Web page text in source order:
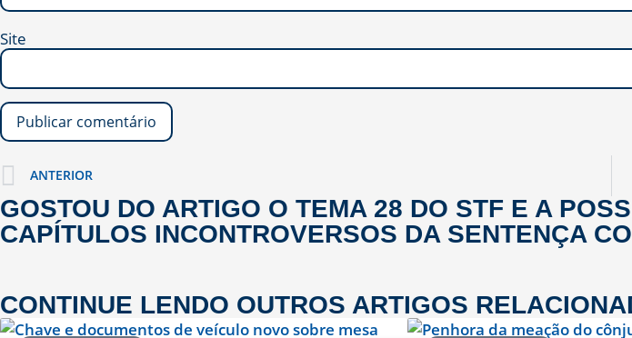
Site
ANTERIOR
GOSTOU DO ARTIGO O TEMA 28 DO STF E A
CAPÍTULOS INCONTROVERSOS DA SENTENÇA
CONTINUE LENDO OUTROS ARTIGOS